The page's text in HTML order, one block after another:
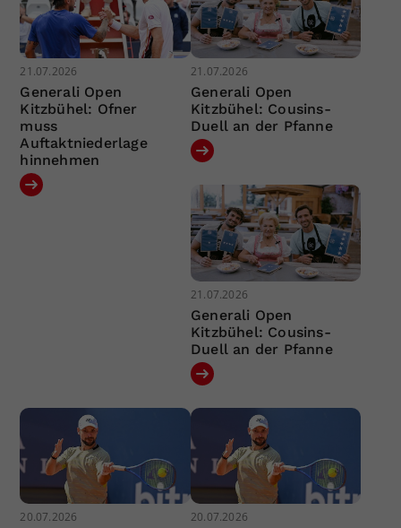
21.07.2026
Generali Open
Kitzbühel: Ofner
muss
Auftaktniederlage
hinnehmen
21.07.2026
Generali Open
Kitzbühel: Cousins-
Duell an der Pfanne
21.07.2026
Generali Open
Kitzbühel: Cousins-
Duell an der Pfanne
20.07.2026 20.07.2026